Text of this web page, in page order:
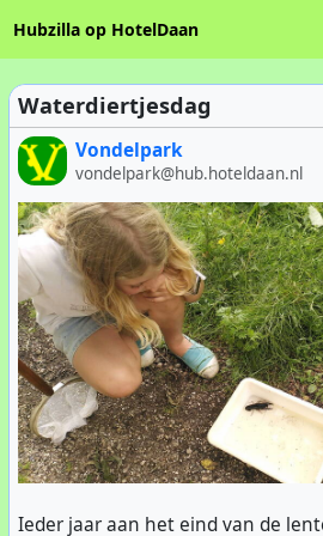
Hubzilla op HotelDaan
Waterdiertjesdag
Vondelpark
vondelpark@hub.hoteldaan.nl
Ieder jaar aan het eind van de